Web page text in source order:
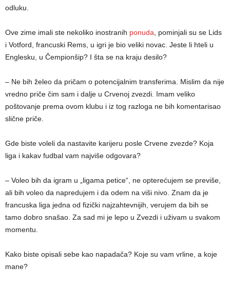
odluku.
Ove zime imali ste nekoliko inostranih ponuda , pominjali su se Lids
i Votford, francuski Rems, u igri je bio veliki novac. Jeste li hteli u
Englesku, u Čempionšip? I šta se na kraju desilo?
– Ne bih želeo da pričam o potencijalnim transferima. Mislim da nije
vredno priče čim sam i dalje u Crvenoj zvezdi. Imam veliko
poštovanje prema ovom klubu i iz tog razloga ne bih komentarisao
slične priče.
Gde biste voleli da nastavite karijeru posle Crvene zvezde? Koja
liga i kakav fudbal vam najviše odgovara?
– Voleo bih da igram u „ligama petice“, ne opterećujem se previše,
ali bih voleo da napredujem i da odem na viši nivo. Znam da je
francuska liga jedna od fizički najzahtevnijih, verujem da bih se
tamo dobro snašao. Za sad mi je lepo u Zvezdi i uživam u svakom
momentu.
Kako biste opisali sebe kao napadača? Koje su vam vrline, a koje
mane?